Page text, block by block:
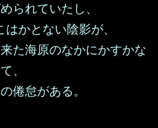
られていたし、
かとない陰影が、
た海原のなかにかすかな
、
倦怠がある。